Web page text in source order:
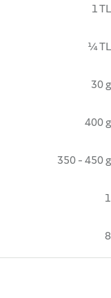
1 TL
¼ TL
30 g
400 g
350 - 450 g
1
8